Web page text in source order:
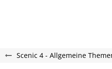
Scenic 4 - Allgemeine